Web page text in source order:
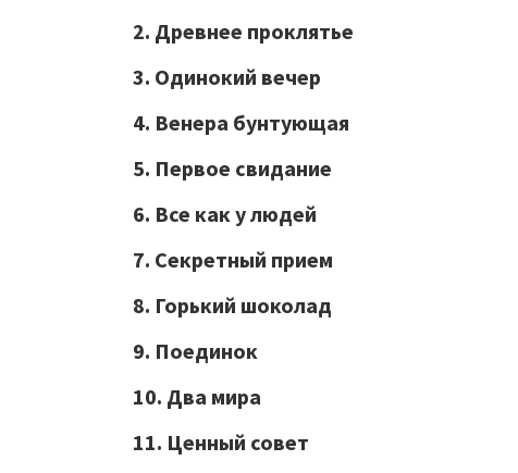
2. Древнее проклятье
3. Одинокий вечер
4. Венера бунтующая
5. Первое свидание
6. Все как у людей
7. Секретный прием
8. Горький шоколад
9. Поединок
10. Два мира
11. Ценный совет